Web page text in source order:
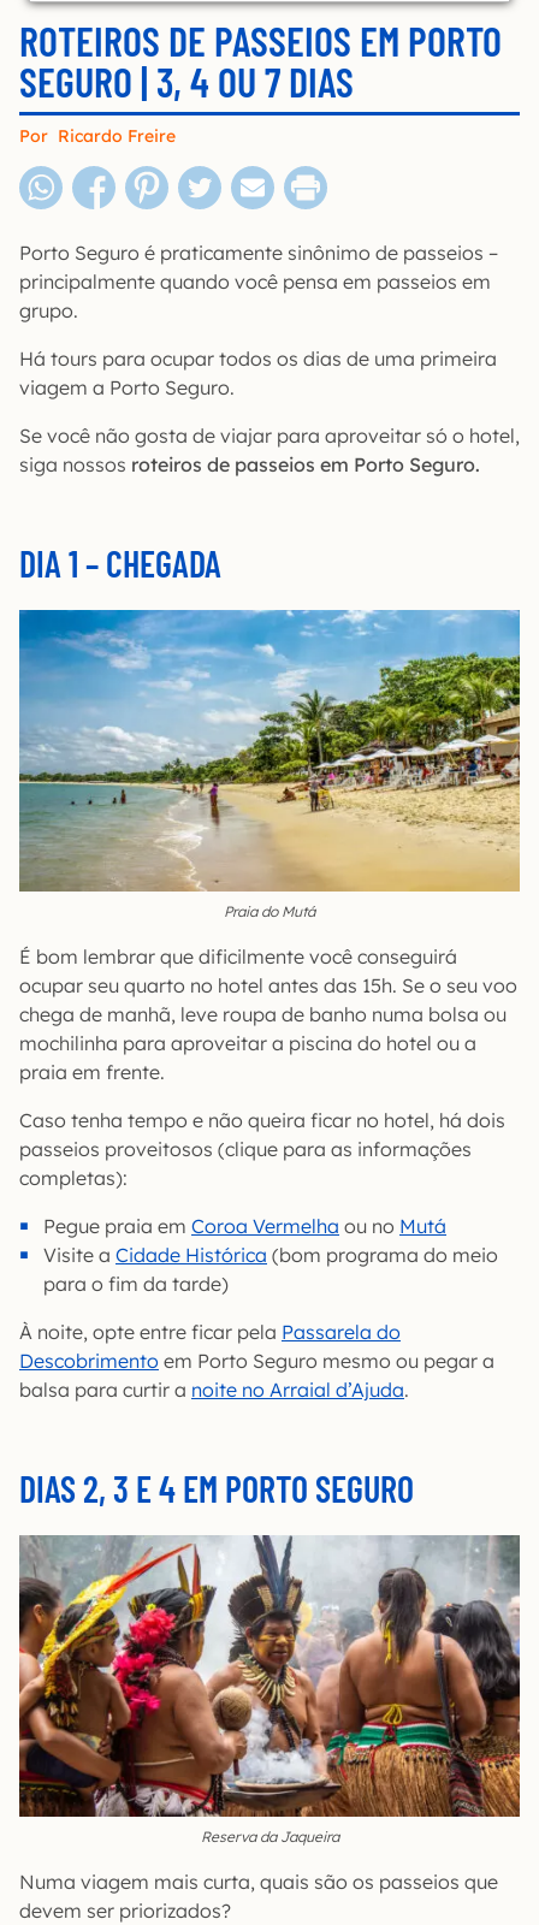
ROTEIROS DE PASSEIOS EM PORTO
SEGURO | 3, 4 OU 7 DIAS
Por Ricardo Freire
Porto Seguro é praticamente sinônimo de passeios –
principalmente quando você pensa em passeios em
grupo.
Há tours para ocupar todos os dias de uma primeira
viagem a Porto Seguro.
Se você não gosta de viajar para aproveitar só o hotel,
siga nossos roteiros de passeios em Porto Seguro.
DIA 1 – CHEGADA
Praia do Mutá
É bom lembrar que dificilmente você conseguirá
ocupar seu quarto no hotel antes das 15h. Se o seu voo
chega de manhã, leve roupa de banho numa bolsa ou
mochilinha para aproveitar a piscina do hotel ou a
praia em frente.
Caso tenha tempo e não queira ficar no hotel, há dois
passeios proveitosos (clique para as informações
completas):
Pegue praia em Coroa Vermelha ou no Mutá
Visite a Cidade Histórica (bom programa do meio
para o fim da tarde)
À noite, opte entre ficar pela Passarela do
Descobrimento em Porto Seguro mesmo ou pegar a
balsa para curtir a noite no Arraial d’Ajuda.
DIAS 2, 3 E 4 EM PORTO SEGURO
Reserva da Jaqueira
Numa viagem mais curta, quais são os passeios que
devem ser priorizados?